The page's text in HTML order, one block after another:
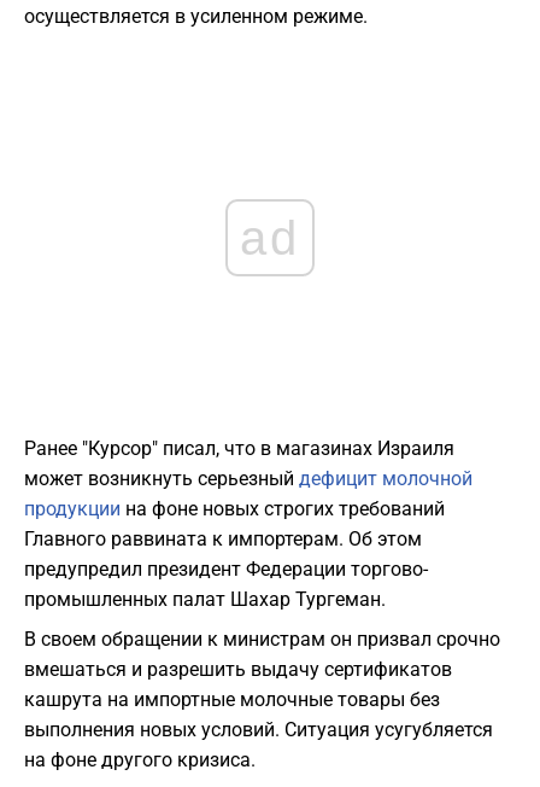
осуществляется в усиленном режиме.
ad
Ранее "Курсор" писал, что в магазинах Израиля
может возникнуть серьезный дефицит молочной
продукции на фоне новых строгих требований
Главного раввината к импортерам. Об этом
предупредил президент Федерации торгово-
промышленных палат Шахар Тургеман.
В своем обращении к министрам он призвал срочно
вмешаться и разрешить выдачу сертификатов
кашрута на импортные молочные товары без
выполнения новых условий. Ситуация усугубляется
на фоне другого кризиса.